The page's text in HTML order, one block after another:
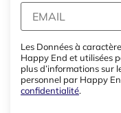
Les Données à
Happy End et utilisées
plus d’informations sur
personnel par Happy
confidentialité.